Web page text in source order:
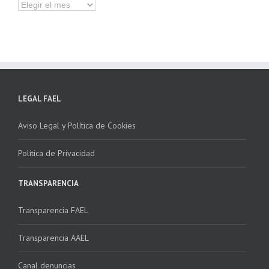
Hemeroteca
LEGAL FAEL
Aviso Legal y Política de Cookies
Política de Privacidad
TRANSPARENCIA
Transparencia FAEL
Transparencia AAEL
Canal denuncias